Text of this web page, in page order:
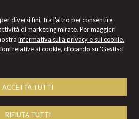
diversi fini, tra l'altro per consentire
di marketing mirate. Per maggiori
informativa sulla privacy e sui cookie.
relative ai cookie, cliccando su 'Gestisci
ACCETTA TUTTI
RIFIUTA TUTTI